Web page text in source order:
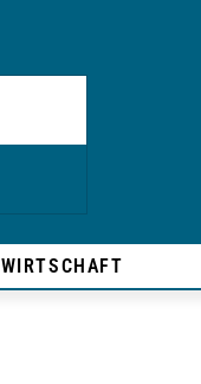
WIRTSCHAFT